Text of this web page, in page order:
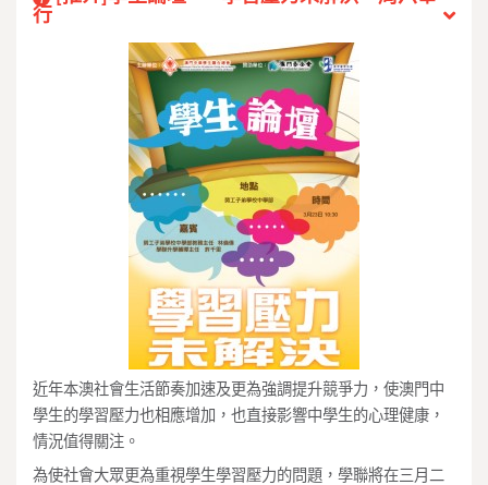
行
近年本澳社會生活節奏加速及更為強調提升競爭力，使澳門中
學生的學習壓力也相應增加，也直接影響中學生的心理健康，
情況值得關注。
為使社會大眾更為重視學生學習壓力的問題，學聯將在三月二